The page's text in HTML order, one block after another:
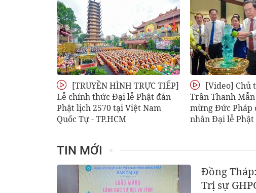
[TRUYỀN HÌNH TRỰC TIẾP]
Lễ chính thức Đại lễ Phật đản
Phật lịch 2570 tại Việt Nam
Quốc Tự - TP.HCM
[Video] Chủ
Trần Thanh
mừng Đức Pháp
nhân Đại lễ Phật
TIN MỚI
Đồng
Trị sự